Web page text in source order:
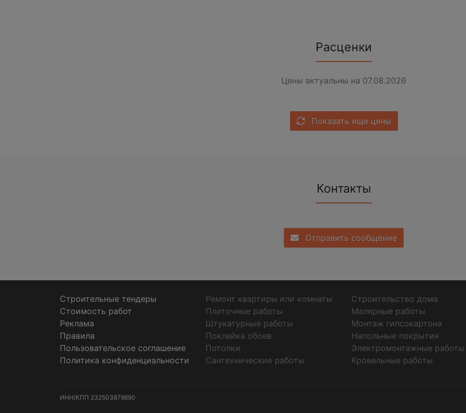
Расценки
Цены актуальны на 07.08.2026
Показать еще цены
Контакты
Отправить сообщение
Строительные тендеры
Стоимость работ
Реклама
Правила
Пользовательское соглашение
Политика конфиденциальности
Ремонт квартиры или комнаты
Строительство дома
Плиточные работы
Малярные работы
Штукатурные работы
Монтаж гипсокартона
Поклейка обоев
Напольные покрытия
Потолки
Электромонтажные работы
Сантехнические работы
Кровельные работы
ИНН/КПП 232503879690